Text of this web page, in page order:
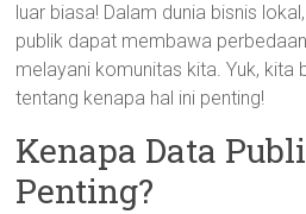
luar biasa! Dalam dunia bisnis
publik dapat membawa
melayani komunitas kita. Yuk, kita
tentang kenapa hal ini penting!
Kenapa Data
Penting?